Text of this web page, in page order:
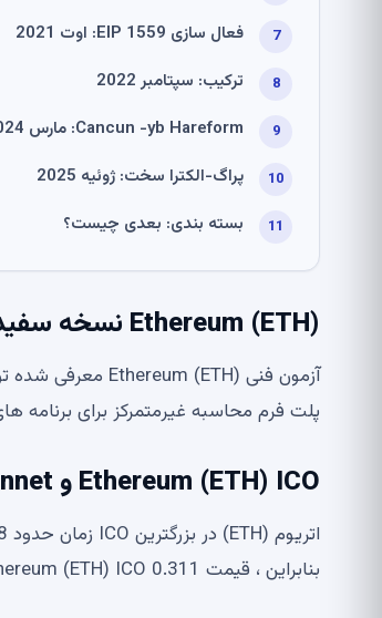
فعال سازی EIP 1559: اوت 2021
ترکیب: سپتامبر 2022
Cancun -yb Hareform: مارس 2024
پراگ-الکترا سخت: ژوئیه 2025
بسته بندی: بعدی چیست؟
Ethereum (ETH) نسخه سفید: نوامبر 2013
پلت فرم محاسبه غیرمتمرکز برای برنامه
Ethereum (ETH) ICO و Mainnet راه اندازی: ژوئیه 2014-ژوئیه 2015
بنابراین ، قیمت Ethereum (ETH) ICO 0.311 دلار بود.